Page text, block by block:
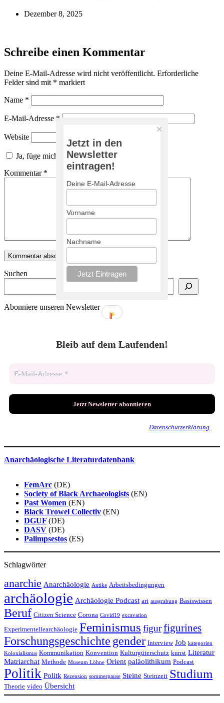
Dezember 8, 2025
Schreibe einen Kommentar
Deine E-Mail-Adresse wird nicht veröffentlicht. Erforderliche
Felder sind mit * markiert
Name *
E-Mail-Adresse *
Website
Ja, füge mich zu der Mailingliste hinzu!
Kommentar *
Suchen
Abonniere unseren Newsletter
Bleib auf dem Laufenden!
Datenschutzerklärung
Anarchäologische Literaturdatenbank
FemArc (DE)
Society of Black Archaeologists (EN)
Past Women (EN)
Black Trowel Collectiv (EN)
DGUF (DE)
DASV (DE)
Palimpsestos (ES)
Schlagwörter
anarchie Anarchäologie Antike Arbeitsbedingungen
archäologie Archäologie Podcast art ausgrabung Basiswissen
Beruf Citizen Science Corona Covid19 excavation
Experimentellearchäologie Feminismus figurfigurines
Forschungsgeschichte gender Interview Job kategorien
Kolonialismus Kommunikation Konvention Kulturgüterschutz kunst Literatur
Matriarchat Methode Museum Löhne Orient paläolithikum Podcast
Politik Politk Rezension sommerpause Steine Steinzeit Studium
Theorie video Übersicht
Jetzt in den
Newsletter
eintragen!
Deine E-Mail-Adresse
Vorname
Nachname